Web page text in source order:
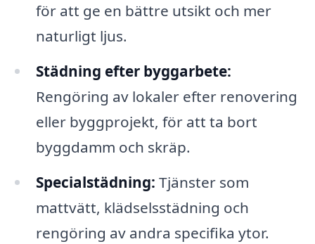
för att ge en bättre utsikt och mer
naturligt ljus.
Städning efter byggarbete:
Rengöring av lokaler efter renovering
eller byggprojekt, för att ta bort
byggdamm och skräp.
Specialstädning: Tjänster som
mattvätt, klädselsstädning och
rengöring av andra specifika ytor.